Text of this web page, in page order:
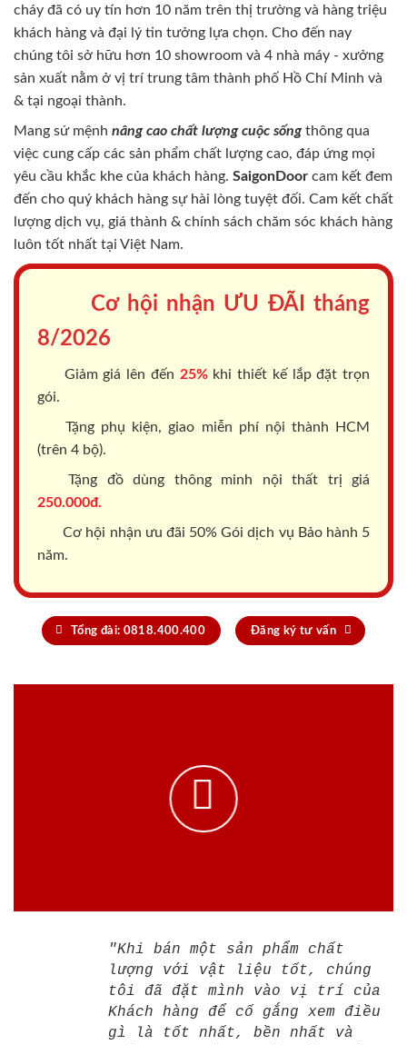
cháy đã có uy tín hơn 10 năm trên thị trường và hàng triệu
khách hàng và đại lý tin tưởng lựa chọn. Cho đến nay
chúng tôi sở hữu hơn 10 showroom và 4 nhà máy - xưởng
sản xuất nằm ở vị trí trung tâm thành phố Hồ Chí Minh và
& tại ngoại thành.
Mang sứ mệnh nâng cao chất lượng cuộc sốngthông qua
việc cung cấp các sản phẩm chất lượng cao, đáp ứng mọi
yêu cầu khắc khe của khách hàng. SaigonDoor cam kết đem
đến cho quý khách hàng sự hài lòng tuyệt đối. Cam kết chất
lượng dịch vụ, giá thành & chính sách chăm sóc khách hàng
luôn tốt nhất tại Việt Nam.
Cơ hội nhận ƯU ĐÃI tháng
8/2026
Giảm giá lên đến 25%khi thiết kế lắp đặt trọn
gói.
Tặng phụ kiện, giao miễn phí nội thành HCM
(trên 4 bộ).
Tặng đồ dùng thông minh nội thất trị giá
250.000đ.
Cơ hội nhận ưu đãi 50% Gói dịch vụ Bảo hành 5
năm.
Tổng đài: 0818.400.400 Đăng ký tư vấn
"Khi bán một sản phẩm chất
lượng với vật liệu tốt, chúng
tôi đã đặt mình vào vị trí của
Khách hàng để cố gắng xem điều
gì là tốt nhất, bền nhất và